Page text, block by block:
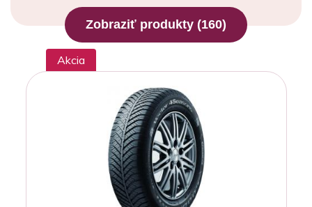
Zobraziť produkty (160)
Akcia